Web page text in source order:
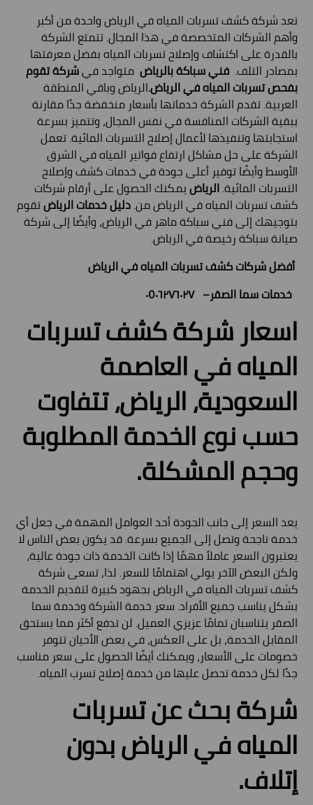
تعد شركة كشف تسربات المياه في الرياض واحدة من أكبر
وأهم الشركات المتخصصة في هذا المجال. تتمتع الشركة
بالقدرة على اكتشاف وإصلاح تسربات المياه بفضل معرفتها
بمصادر التلف. فني سباكة بالرياضمتواجد فيشركة تقوم
بفحص تسربات المياه في الرياض.الرياض وباقي المنطقة
العربية. تقدم الشركة خدماتها بأسعار منخفضة جدًا مقارنة
ببقية الشركات المنافسة في نفس المجال، وتتميز بسرعة
استجابتها وتنفيذها لأعمال إصلاح التسربات المائية. تعمل
الشركة على حل مشاكل ارتفاع فواتير المياه في الشرق
الأوسط وأيضًا توفير أعلى جودة في خدمات كشف وإصلاح
التسربات المائية.الرياضيمكنك الحصول على أرقام شركات
كشف تسربات المياه في الرياض من.دليل خدمات الرياضتقوم
بتوجيهك إلى فني سباكة ماهر في الرياض، وأيضًا إلى شركة
صيانة سباكة رخيصة في الرياض.
أفضل شركات كشف تسربات المياه في الرياض
خدمات سما الصقر– ٠٥٠٦٢٧٦٠٢٧
اسعار شركة كشف تسربات
المياه في العاصمة
السعودية، الرياض، تتفاوت
حسب نوع الخدمة المطلوبة
وحجم المشكلة.
يعد السعر إلى جانب الجودة أحد العوامل المهمة في جعل أي
خدمة ناجحة وتصل إلى الجميع بسرعة. قد يكون بعض الناس لا
يعتبرون السعر عاملاً مهمًا إذا كانت الخدمة ذات جودة عالية،
ولكن البعض الآخر يولي اهتمامًا للسعر. لذا، تسعى شركة
كشف تسربات المياه في الرياض بجهود كبيرة لتقديم الخدمة
بشكل يناسب جميع الأفراد. سعر خدمة الشركة وخدمة سما
الصقر يتناسبان تمامًا عزيزي العميل. لن تدفع أكثر مما يستحق
المقابل الخدمة، بل على العكس، في بعض الأحيان تتوفر
خصومات على الأسعار، ويمكنك أيضًا الحصول على سعر مناسب
جدًا لكل خدمة تحصل عليها من خدمة إصلاح تسرب المياه.
شركة بحث عن تسربات
المياه في الرياض بدون
إتلاف.